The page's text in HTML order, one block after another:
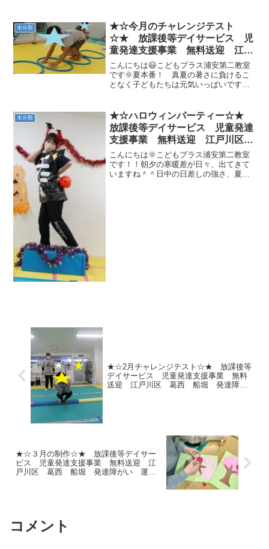
す。上体起こし・立ち幅跳び・反復横跳
び・大繩の４種目に取り組...
未分類
★☆今月のチャレンジテスト
☆★ 放課後等デイサービス 児
童発達支援事業 無料送迎 江戸
川区 葛西 船堀 発達障がい
運動療育 放デイ 児発
ADHD 自閉症
こんにちは😃こどもプラス浦安第二教室
です🌞夏本番！ 真夏の暑さに負けるこ
となく子どもたちは元気いっぱいです🎶
います(^^)/①カエルのフープ渡りカエル
の姿勢でフープ内...
未分類
★☆ハロウィンパーティー☆★
放課後等デイサービス 児童発達
支援事業 無料送迎 江戸川区
葛西 船堀 発達障がい 運動療
育 放デイ 児発 ADHD 自閉
症
こんにちは🌞こどもプラス浦安第二教室
です！！朝夕の寒暖差が日々、出てきて
いますね＾＾日中の日差しの強さ、夏日
★☆2月チャレンジテスト☆★ 放課後等
デイサービス 児童発達支援事業 無料
送迎 江戸川区 葛西 船堀 発達障が
★☆３月の制作☆★ 放課後等デイサー
ビス 児童発達支援事業 無料送迎 江
戸川区 葛西 船堀 発達障がい 運動
コメント